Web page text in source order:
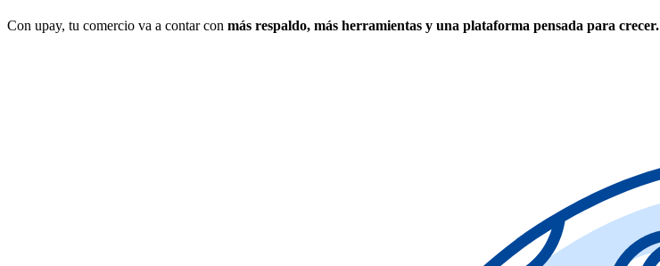
Con upay, tu comercio va a contar con más respaldo, más herramientas y una plataforma pensada para crecer.